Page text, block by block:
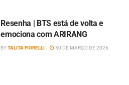
Resenha | BTS está de volta e
emociona com ARIRANG
BYTALITA FIORELLI 30 DE MARÇO DE 2026